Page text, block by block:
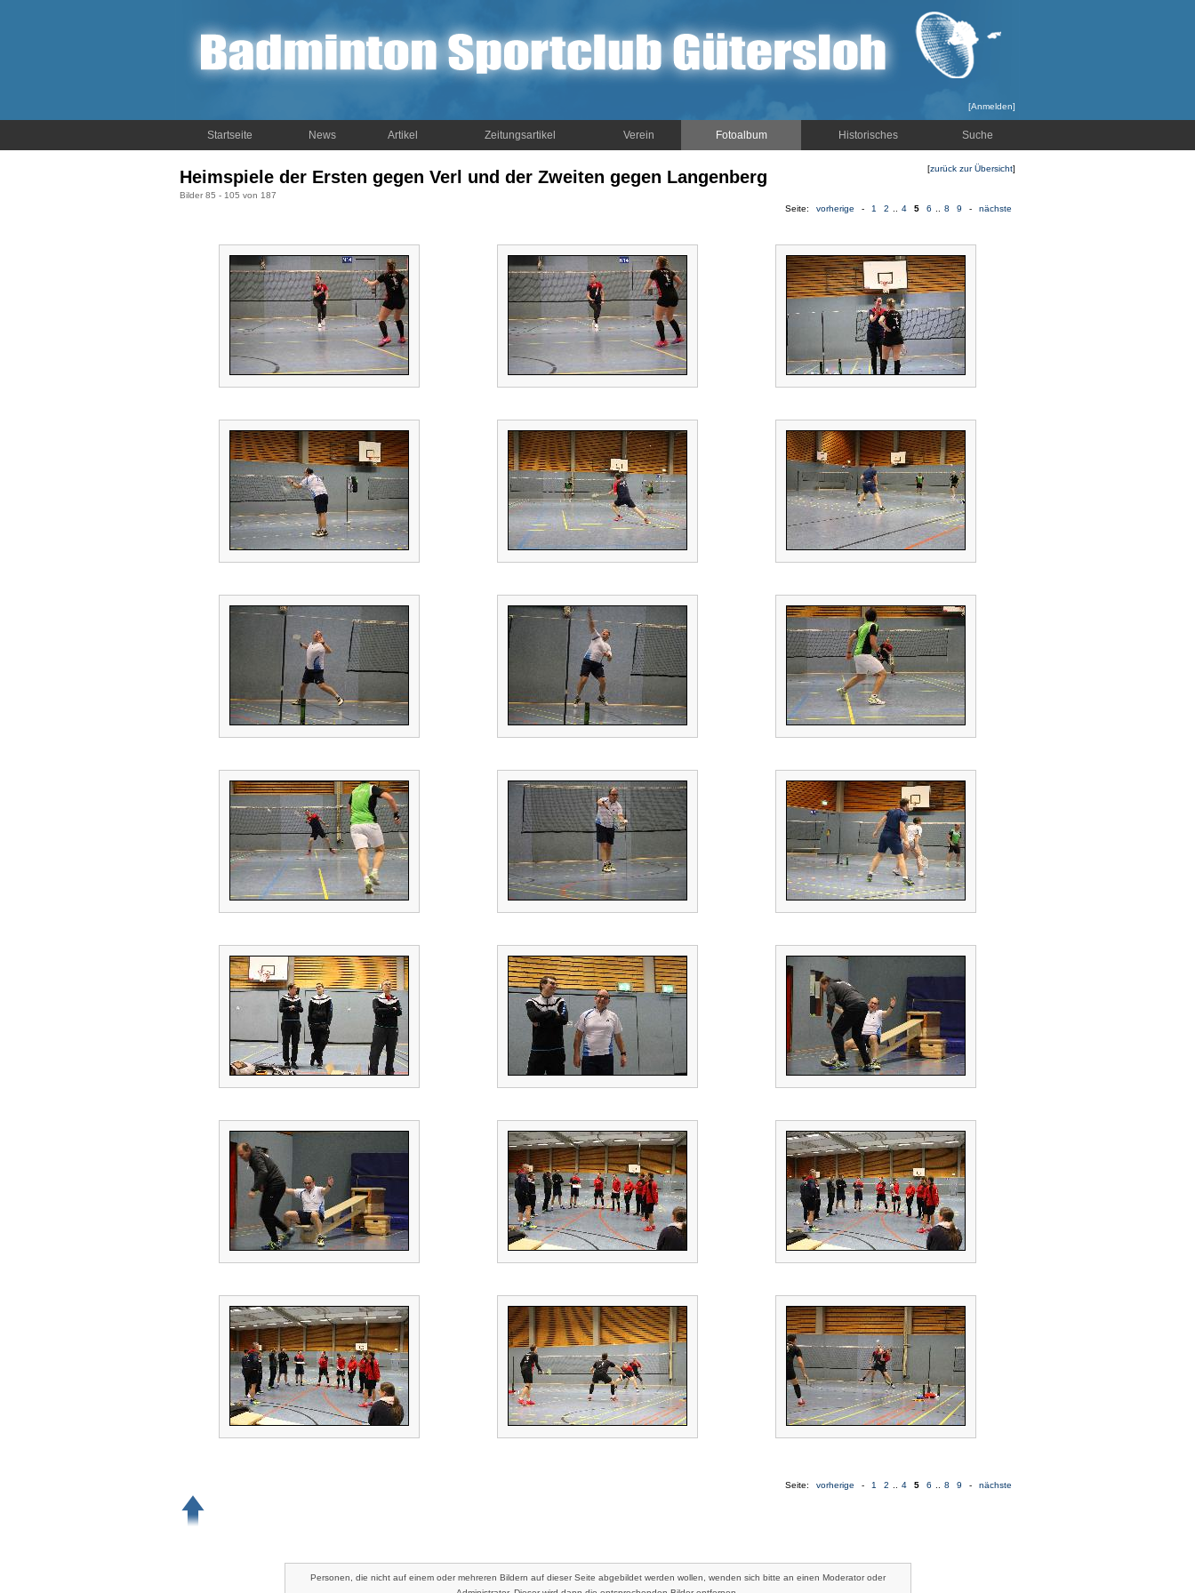
[Anmelden]
Startseite News Artikel Zeitungsartikel Verein Fotoalbum Historisches Suche
Heimspiele der Ersten gegen Verl und der Zweiten gegen Langenberg [zurück zur Übersicht]
Bilder 85 - 105 von 187
Seite:
vorherige - 1 2 4 5 6 8 9 - nächste
Seite: vorherige - 1 2 4 5 6 8 9 - nächste
Personen, die nicht auf einem oder mehreren Bildern auf dieser Seite abgebildet werden wollen, wenden sich bitte an einen Moderator oder